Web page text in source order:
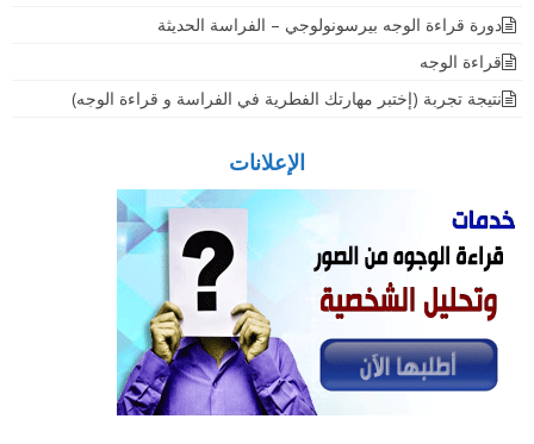
دورة قراءة الوجه بيرسونولوجي – الفراسة الحديثة
قراءة الوجه
نتيجة تجربة (إختبر مهارتك الفطرية في الفراسة و قراءة الوجه)
الإعلانات